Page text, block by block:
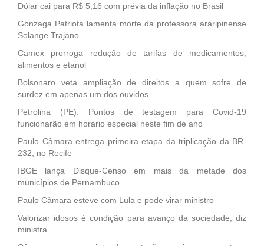
Dólar cai para R$ 5,16 com prévia da inflação no Brasil
Gonzaga Patriota lamenta morte da professora araripinense
Solange Trajano
Camex prorroga redução de tarifas de medicamentos,
alimentos e etanol
Bolsonaro veta ampliação de direitos a quem sofre de
surdez em apenas um dos ouvidos
Petrolina (PE): Pontos de testagem para Covid-19
funcionarão em horário especial neste fim de ano
Paulo Câmara entrega primeira etapa da triplicação da BR-
232, no Recife
IBGE lança Disque-Censo em mais da metade dos
municípios de Pernambuco
Paulo Câmara esteve com Lula e pode virar ministro
Valorizar idosos é condição para avanço da sociedade, diz
ministra